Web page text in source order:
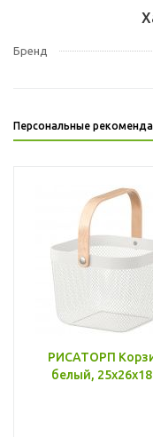
Бренд
Персональные
РИСАТОРП
белый,